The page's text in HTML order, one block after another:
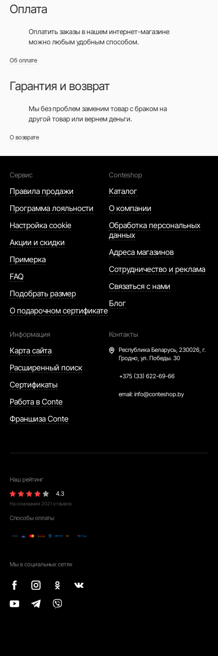
Оплата
Оплатить заказы в нашем интернет-магазине
можно любым удобным способом.
Об оплате
Гарантия и возврат
Мы без проблем заменим товар с браком на
другой товар или вернем деньги.
О возврате
Сервис
Правила продажи
Программа лояльности
Настройка cookie
Акции и скидки
Примерка
FAQ
Подобрать размер
О подарочном сертификате
Conteshop
Каталог
О компании
Обработка персональных
данных
Адреса магазинов
Сотрудничество и реклама
Связаться с нами
Блог
Информация
Карта сайта
Расширенный поиск
Сертификаты
Работа в Conte
Франшиза Conte
Контакты
Республика Беларусь, 230026, г.
Гродно, ул. Победы. 30
+375 (33) 622-69-66
email: info@conteshop.by
Наш рейтинг
4.3
На основании 2021 отзывов
Способы оплаты
Мы в социальных сетях